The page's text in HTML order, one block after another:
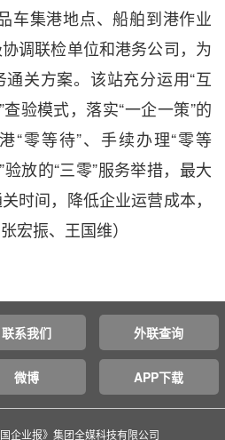
车集港地点、船舶到港作业
调联检单位和港务公司，为
关方案。该站充分运用“互
验模式，落实“一企一策”的
“零等待”、手续办理“零等
放的“三零”服务举措，最大
时间，降低企业运营成本，
宏振、王国维）
联系我们 外联查询
微博 APP下载
企业报》集团全媒科技有限公司